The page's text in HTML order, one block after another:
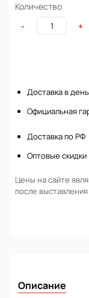
Количество
-
+
Доставка в
Официальная
Доставка по РФ
Оптовые скидки
Цены на сайте
после
Описание